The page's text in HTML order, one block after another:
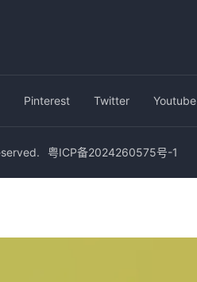
Pinterest Twitter Youtube
粤ICP备2024260575号-1